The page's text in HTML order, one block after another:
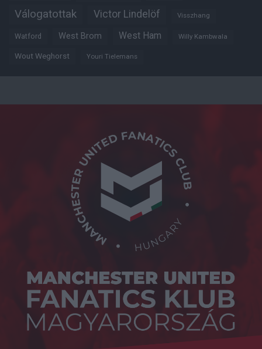
Válogatottak Victor Lindelöf Visszhang
Watford West Brom West Ham Willy Kambwala
Wout Weghorst Youri Tielemans